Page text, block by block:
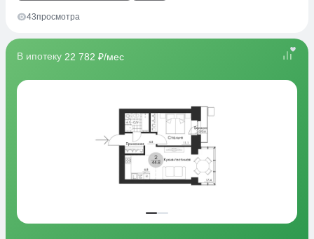
43просмотра
В ипотеку 22 782 ₽/мес